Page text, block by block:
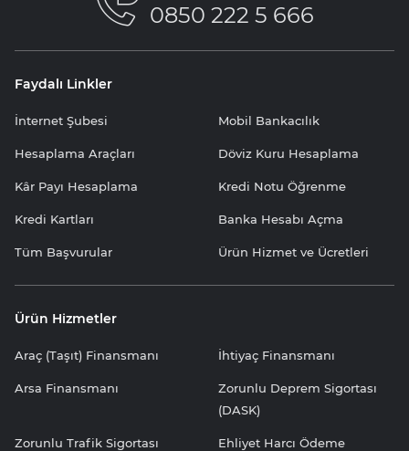
0850 222 5 666
Faydalı Linkler
İnternet Şubesi Mobil Bankacılık
Hesaplama Araçları Döviz Kuru Hesaplama
Kâr Payı Hesaplama Kredi Notu Öğrenme
Kredi Kartları Banka Hesabı Açma
Tüm Başvurular Ürün Hizmet ve Ücretleri
Ürün Hizmetler
Araç (Taşıt) Finansmanı İhtiyaç Finansmanı
Arsa Finansmanı
Zorunlu Deprem Sigortası
(DASK)
Zorunlu Trafik Sigortası Ehliyet Harcı Ödeme